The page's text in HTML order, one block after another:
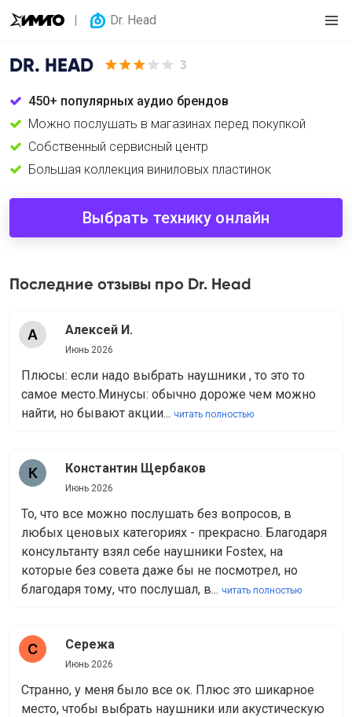
Dr. Head
DR. HEAD 3
450+ популярных аудио брендов
Можно послушать в магазинах перед покупкой
Собственный сервисный центр
Большая коллекция виниловых пластинок
Выбрать технику онлайн
Последние отзывы про Dr. Head
Алексей И.
Июнь 2026
Плюсы: если надо выбрать наушники , то это то
самое место.Минусы: обычно дороже чем можно
найти, но бывают акции... читать полностью
Константин Щербаков
Июнь 2026
То, что все можно послушать без вопросов, в
любых ценовых категориях - прекрасно. Благодаря
консультанту взял себе наушники Fostex, на
которые без совета даже бы не посмотрел, но
благодаря тому, что послушал, в... читать полностью
Сережа
Июнь 2026
Странно, у меня было все ок. Плюс это шикарное
место, чтобы выбрать наушники или акустическую